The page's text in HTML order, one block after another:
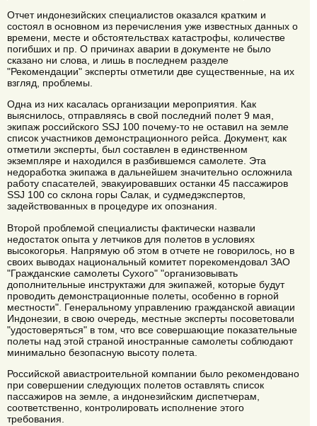
Отчет индонезийских специалистов оказался кратким и
состоял в основном из перечисления уже известных данных о
времени, месте и обстоятельствах катастрофы, количестве
погибших и пр. О причинах аварии в документе не было
сказано ни слова, и лишь в последнем разделе
"Рекомендации" эксперты отметили две существенные, на их
взгляд, проблемы.
Одна из них касалась организации мероприятия. Как
выяснилось, отправляясь в свой последний полет 9 мая,
экипаж российского SSJ 100 почему-то не оставил на земле
список участников демонстрационного рейса. Документ, как
отметили эксперты, был составлен в единственном
экземпляре и находился в разбившемся самолете. Эта
недоработка экипажа в дальнейшем значительно осложнила
работу спасателей, эвакуировавших останки 45 пассажиров
SSJ 100 со склона горы Салак, и судмедэкспертов,
задействованных в процедуре их опознания.
Второй проблемой специалисты фактически назвали
недостаток опыта у летчиков для полетов в условиях
высокогорья. Напрямую об этом в отчете не говорилось, но в
своих выводах национальный комитет порекомендовал ЗАО
"Гражданские самолеты Сухого" "организовывать
дополнительные инструктажи для экипажей, которые будут
проводить демонстрационные полеты, особенно в горной
местности". Генеральному управлению гражданской авиации
Индонезии, в свою очередь, местные эксперты посоветовали
"удостоверяться" в том, что все совершающие показательные
полеты над этой страной иностранные самолеты соблюдают
минимально безопасную высоту полета.
Российской авиастроительной компании было рекомендовано
при совершении следующих полетов оставлять список
пассажиров на земле, а индонезийским диспетчерам,
соответственно, контролировать исполнение этого
требования.